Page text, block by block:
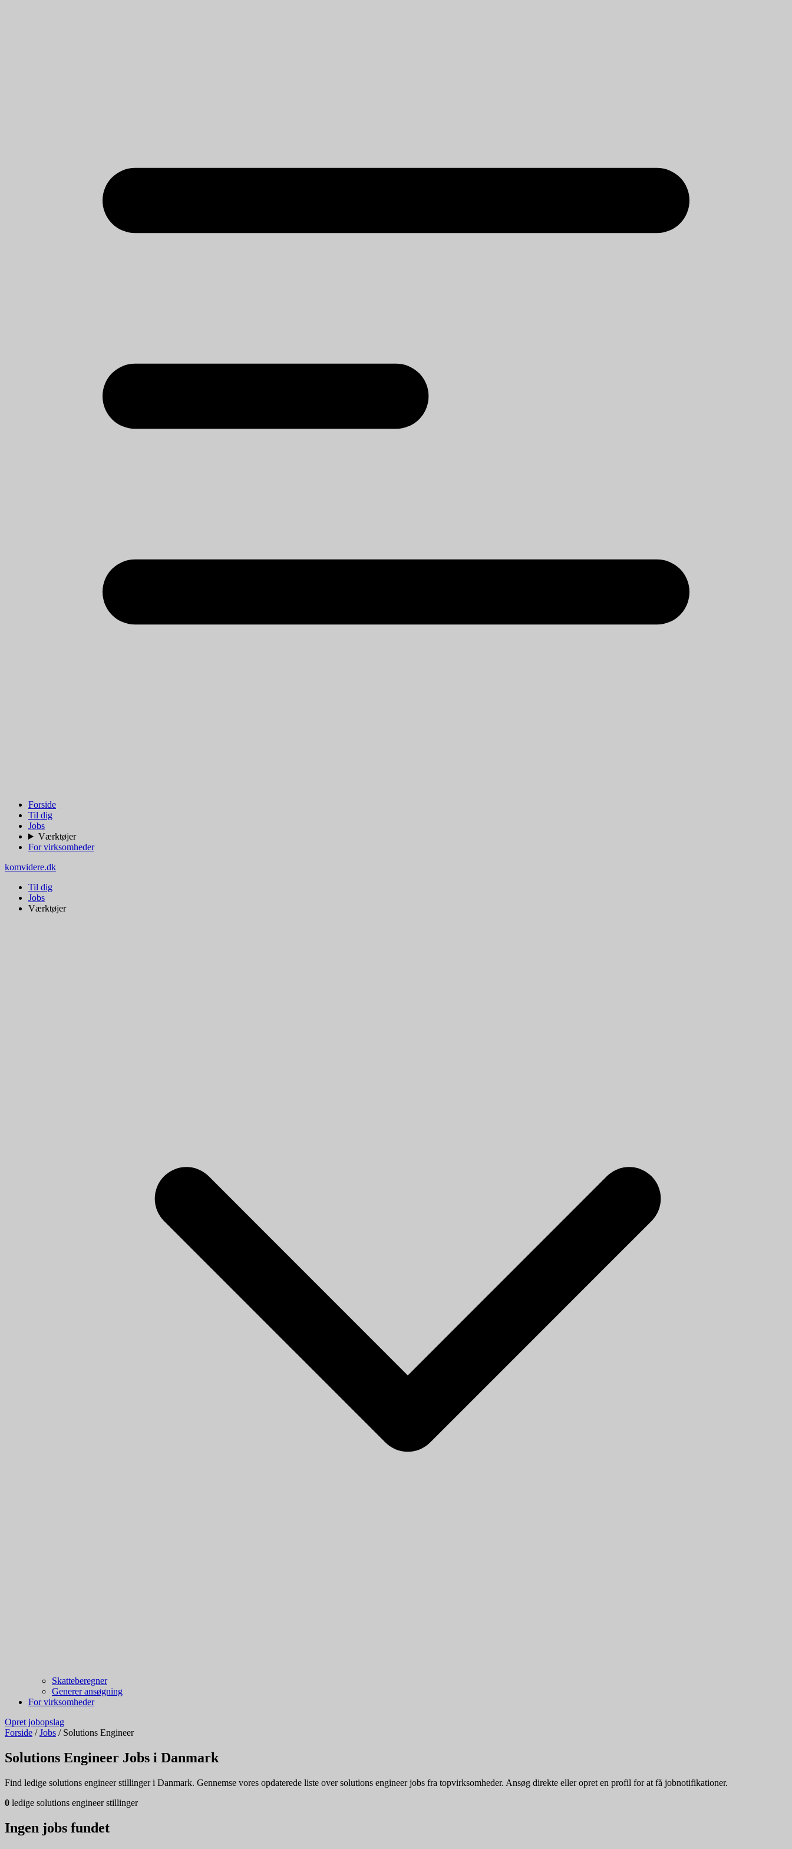
Forside
Til dig
Jobs
Værktøjer
For virksomheder
komvidere.dk
Til dig
Jobs
Værktøjer
Skatteberegner
Generer ansøgning
For virksomheder
Opret jobopslag
Forside / Jobs / Solutions Engineer
Solutions Engineer Jobs i Danmark
Find ledige solutions engineer stillinger i Danmark. Gennemse vores opdaterede liste over solutions engineer jobs fra topvirksomheder. Ansøg direkte eller opret en profil for at få jobnotifikationer.
0 ledige solutions engineer stillinger
Ingen jobs fundet